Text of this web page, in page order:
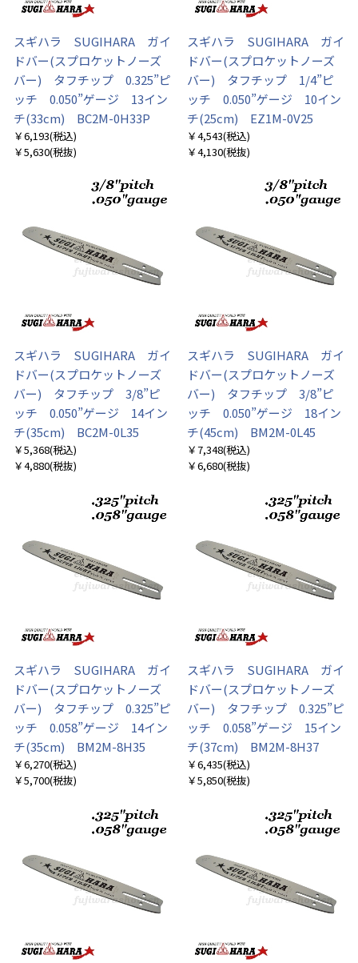
スギハラ SUGIHARA ガイ
ドバー(スプロケットノーズ
バー) タフチップ 0.325”ピ
ッチ 0.050”ゲージ 13イン
チ(33cm) BC2M-0H33P
￥6,193(税込)
￥5,630(税抜)
スギハラ SUGIHARA ガイ
ドバー(スプロケットノーズ
バー) タフチップ 1/4”ピ
ッチ 0.050”ゲージ 10イン
チ(25cm) EZ1M-0V25
￥4,543(税込)
￥4,130(税抜)
スギハラ SUGIHARA ガイ
ドバー(スプロケットノーズ
バー) タフチップ 3/8”ピ
ッチ 0.050”ゲージ 14イン
チ(35cm) BC2M-0L35
￥5,368(税込)
￥4,880(税抜)
スギハラ SUGIHARA ガイ
ドバー(スプロケットノーズ
バー) タフチップ 3/8”ピ
ッチ 0.050”ゲージ 18イン
チ(45cm) BM2M-0L45
￥7,348(税込)
￥6,680(税抜)
スギハラ SUGIHARA ガイ
ドバー(スプロケットノーズ
バー) タフチップ 0.325”ピ
ッチ 0.058”ゲージ 14イン
チ(35cm) BM2M-8H35
￥6,270(税込)
￥5,700(税抜)
スギハラ SUGIHARA ガイ
ドバー(スプロケットノーズ
バー) タフチップ 0.325”ピ
ッチ 0.058”ゲージ 15イン
チ(37cm) BM2M-8H37
￥6,435(税込)
￥5,850(税抜)